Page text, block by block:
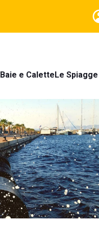
Baie e CaletteLe